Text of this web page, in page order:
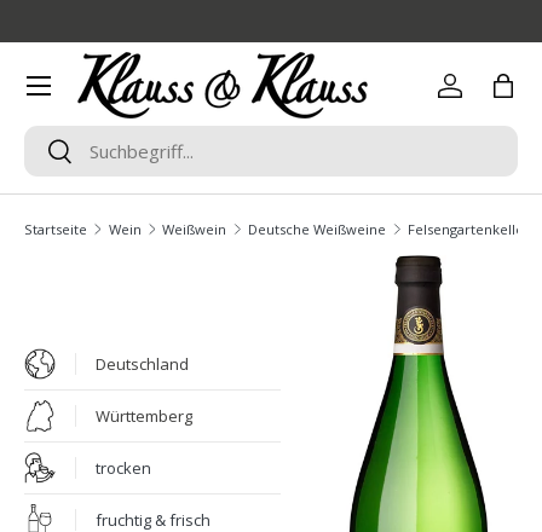
Direkt zum Inhalt
Suchen
Suchen
Einloggen
Menü
Startseite Wein Weißwein Deutsche Weißweine
Deutschland
Württemberg
trocken
fruchtig & frisch